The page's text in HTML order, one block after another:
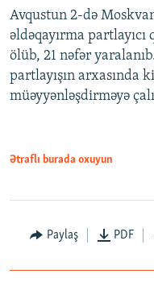
Avqustun 2-də
əldəqayırma partlayıcı
ölüb, 21 nəfər
partlayışın arxasında
müəyyənləşdirməyə
Ətraflı burada oxuyun
Paylaş PDF